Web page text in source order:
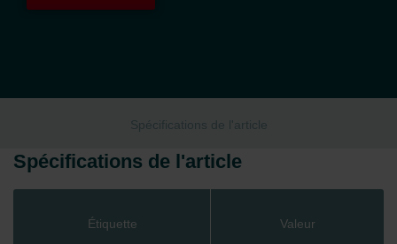
Spécifications de l'article
Spécifications de l'article
Étiquette Valeur